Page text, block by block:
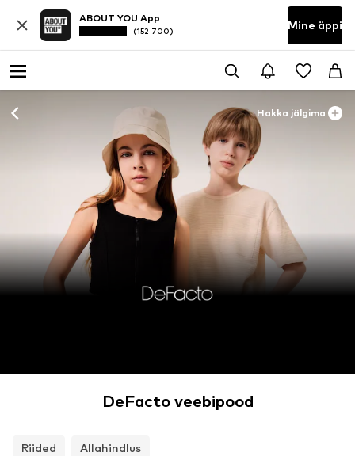
ABOUT YOU App
(152 700) Mine äppi
Hakka jälgima
DeFacto veebipood
Riided Allahindlus